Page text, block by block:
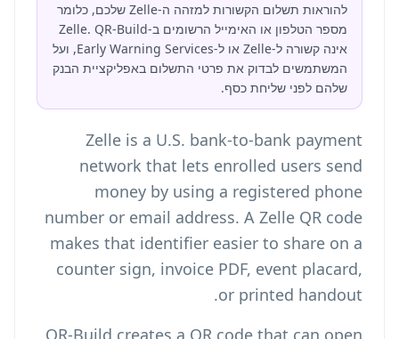
להוראות תשלום הקשורות למזהה ה-Zelle שלכם, כלומר
מספר הטלפון או האימייל הרשומים ב-Zelle. QR-Build
אינה קשורה ל-Zelle או ל-Early Warning Services, ועל
המשתמשים לבדוק את פרטי התשלום באפליקציית הבנק
שלהם לפני שליחת כסף.
Zelle is a U.S. bank-to-bank payment
network that lets enrolled users send
money by using a registered phone
number or email address. A Zelle QR code
makes that identifier easier to share on a
counter sign, invoice PDF, event placard,
or printed handout.
QR-Build creates a QR code that can open